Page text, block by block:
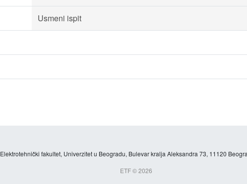
Usmeni ispit
Elektrotehnički fakultet, Univerzitet u Beogradu, Bulevar kralja Aleksandra 73, 11120
ETF © 2026